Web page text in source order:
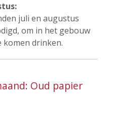
juli en augustus
om in het gebouw
drinken.
Oud papier